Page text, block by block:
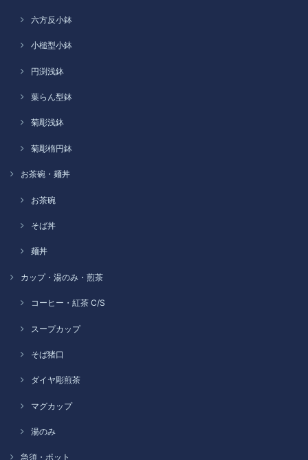
六方反小鉢
小槌型小鉢
円渕浅鉢
葉らん型鉢
菊彫浅鉢
菊彫楕円鉢
お茶碗・麺丼
お茶碗
そば丼
麺丼
カップ・湯のみ・煎茶
コーヒー・紅茶 C/S
スープカップ
そば猪口
ダイヤ彫煎茶
マグカップ
湯のみ
急須・ポット